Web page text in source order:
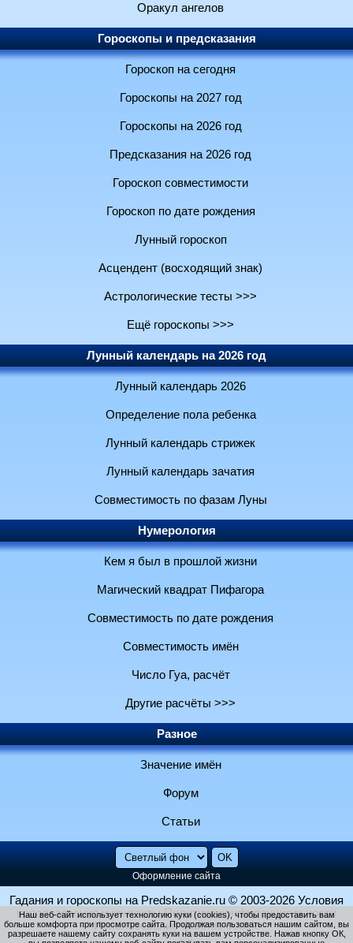
Оракул ангелов
Гороскопы и предсказания
Гороскоп на сегодня
Гороскопы на 2027 год
Гороскопы на 2026 год
Предсказания на 2026 год
Гороскоп совместимости
Гороскоп по дате рождения
Лунный гороскоп
Асцендент (восходящий знак)
Астрологические тесты >>>
Ещё гороскопы >>>
Лунный календарь на 2026 год
Лунный календарь 2026
Определение пола ребенка
Лунный календарь стрижек
Лунный календарь зачатия
Совместимость по фазам Луны
Нумерология
Кем я был в прошлой жизни
Магический квадрат Пифагора
Совместимость по дате рождения
Совместимость имён
Число Гуа, расчёт
Другие расчёты >>>
Разное
Значение имён
Форум
Статьи
Оформление сайта
Гадания и гороскопы на Predskazanie.ru © 2003-2026 Условия
использования и контакты Политика конфиденциальности
Использование файлов cookie
Наш веб-сайт использует технологию куки (cookies), чтобы предоставить вам
больше комфорта при просмотре сайта. Продолжая пользоваться нашим сайтом, вы
разрешаете нашему сайту сохранять куки на вашем устройстве. Нажав кнопку ОК,